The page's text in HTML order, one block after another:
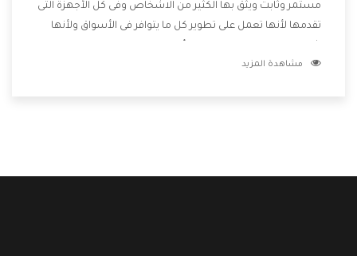
مستمر وثابت ويثق بها الكثير من الاشخاص وفى كل الأجهزة التى
تقدمها لأنها تعمل على تطوير كل ما يتوافر فى الأسواق ولأنها
المنتجات وتقدم للعملاء أقوى العروض والخصومات التى تسهل
مشاهدة المزيد